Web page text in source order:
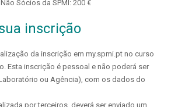
Sócios da SPMI: 200 €
inscrição
da inscrição em my.spmi.pt no curso
Esta inscrição é pessoal e não poderá ser
ou Agência), com os dados do
por terceiros, deverá ser enviado um